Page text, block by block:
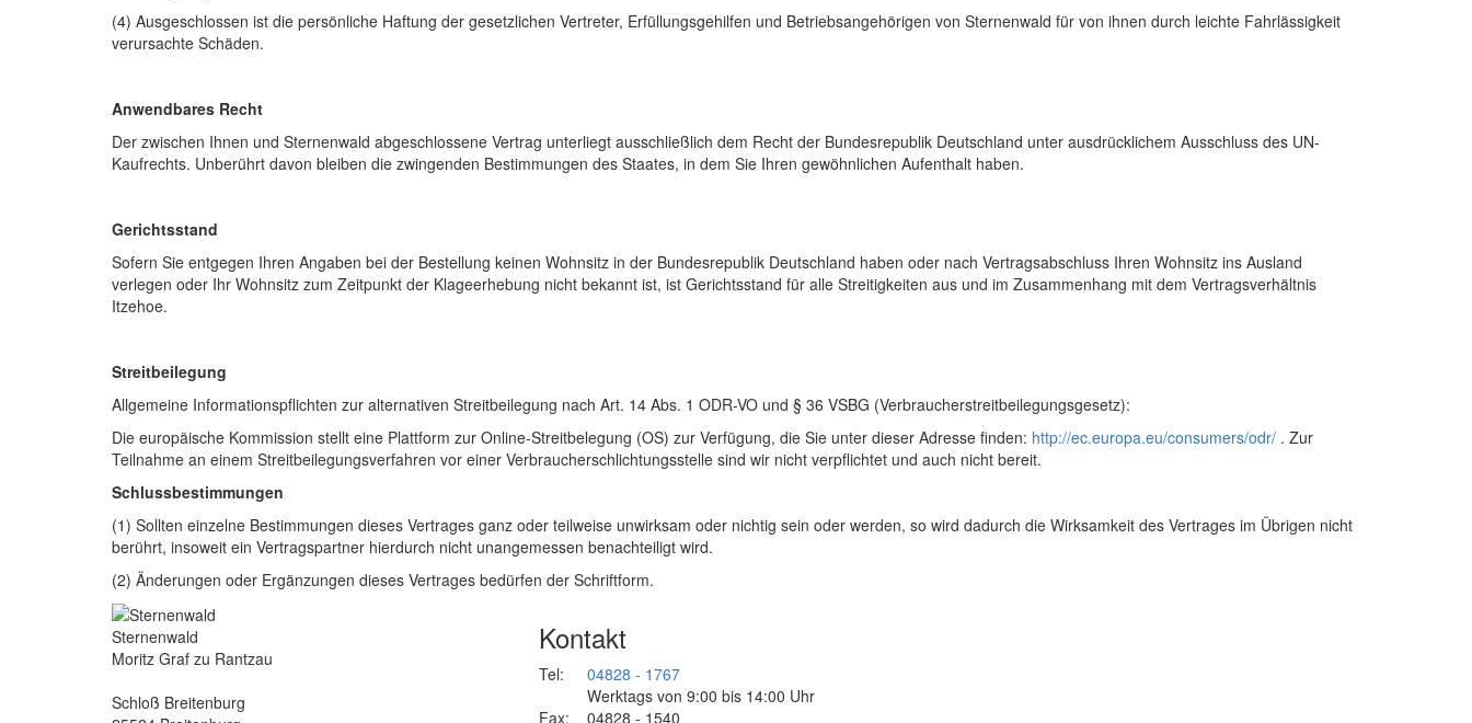
(4) Ausgeschlossen ist die persönliche Haftung der gesetzlichen Vertreter, Erfüllungsgehilfen und Betriebsangehörigen von Sternenwald für von ihnen durch leichte Fahrlässigkeit
verursachte Schäden.
Anwendbares Recht
Der zwischen Ihnen und Sternenwald abgeschlossene Vertrag unterliegt ausschließlich dem Recht der Bundesrepublik Deutschland unter ausdrücklichem Ausschluss des UN-
Kaufrechts. Unberührt davon bleiben die zwingenden Bestimmungen des Staates, in dem Sie Ihren gewöhnlichen Aufenthalt haben.
Gerichtsstand
Sofern Sie entgegen Ihren Angaben bei der Bestellung keinen Wohnsitz in der Bundesrepublik Deutschland haben oder nach Vertragsabschluss Ihren Wohnsitz ins Ausland
verlegen oder Ihr Wohnsitz zum Zeitpunkt der Klageerhebung nicht bekannt ist, ist Gerichtsstand für alle Streitigkeiten aus und im Zusammenhang mit dem Vertragsverhältnis
Itzehoe.
Streitbeilegung
Allgemeine Informationspflichten zur alternativen Streitbeilegung nach Art. 14 Abs. 1 ODR-VO und § 36 VSBG (Verbraucherstreitbeilegungsgesetz):
Die europäische Kommission stellt eine Plattform zur Online-Streitbelegung (OS) zur Verfügung, die Sie unter dieser Adresse finden: http://ec.europa.eu/consumers/odr/ . Zur
Teilnahme an einem Streitbeilegungsverfahren vor einer Verbraucherschlichtungsstelle sind wir nicht verpflichtet und auch nicht bereit.
Schlussbestimmungen
(1) Sollten einzelne Bestimmungen dieses Vertrages ganz oder teilweise unwirksam oder nichtig sein oder werden, so wird dadurch die Wirksamkeit des Vertrages im Übrigen nicht
berührt, insoweit ein Vertragspartner hierdurch nicht unangemessen benachteiligt wird.
(2) Änderungen oder Ergänzungen dieses Vertrages bedürfen der Schriftform.
Sternenwald
Moritz Graf zu Rantzau
Schloß Breitenburg
Kontakt
Tel:
04828 - 1767
Werktags von 9:00 bis 14:00 Uhr
Fax:
04828 - 1540